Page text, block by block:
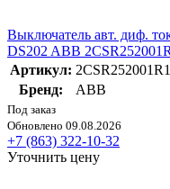
Выключатель авт. диф.
DS202 ABB
Артикул:
Бренд:
ABB
Под заказ
Обновлено 09.08.2026
+7 (863) 322-10-32
Уточнить цену